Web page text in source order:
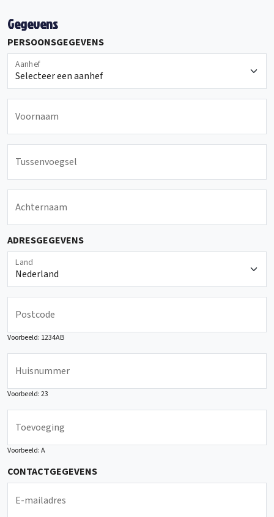
Gegevens
PERSOONSGEGEVENS
Aanhef
Voornaam
Tussenvoegsel
Achternaam
ADRESGEGEVENS
Land
Postcode
Voorbeeld: 1234AB
Huisnummer
Voorbeeld: 23
Toevoeging
Voorbeeld: A
CONTACTGEGEVENS
E-mailadres